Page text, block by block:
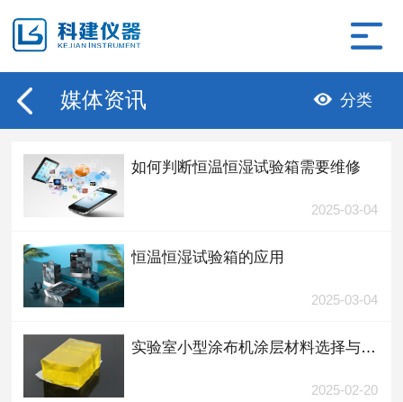
媒体资讯 分类
如何判断恒温恒湿试验箱需要维修
2025-03-04
恒温恒湿试验箱的应用
2025-03-04
实验室小型涂布机涂层材料选择与优化
2025-02-20